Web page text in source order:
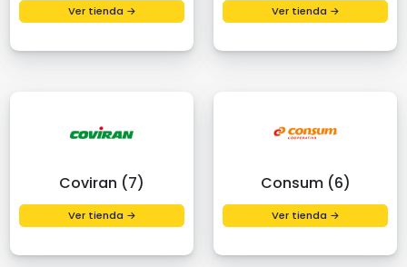
Ver tienda → Ver tienda →
Coviran (7)
Ver tienda →
Consum (6)
Ver tienda →